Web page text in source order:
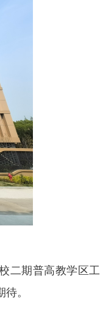
二期普高教学区工
。